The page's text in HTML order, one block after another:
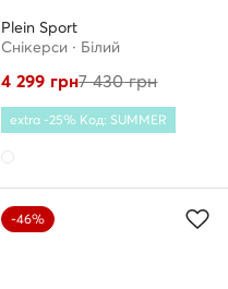
Plein Sport
Снікерcи · Білий
4 299 грн7 430грн
extra -25% Код: SUMMER
-46%